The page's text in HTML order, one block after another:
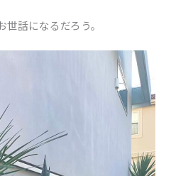
話になるだろう。